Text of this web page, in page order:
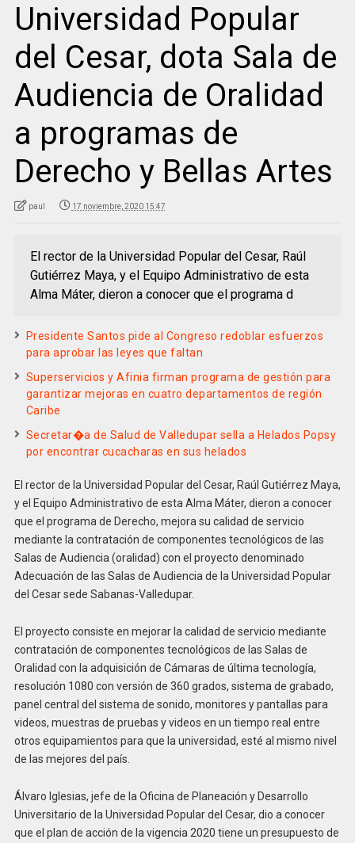
Universidad Popular
del Cesar, dota Sala de
Audiencia de Oralidad
a programas de
Derecho y Bellas Artes
paul 17 noviembre, 2020 15:47
El rector de la Universidad Popular del Cesar, Raúl
Gutiérrez Maya, y el Equipo Administrativo de esta
Alma Máter, dieron a conocer que el programa d
Presidente Santos pide al Congreso redoblar esfuerzos
para aprobar las leyes que faltan
Superservicios y Afinia firman programa de gestión para
garantizar mejoras en cuatro departamentos de región
Caribe
Secretar�a de Salud de Valledupar sella a Helados Popsy
por encontrar cucacharas en sus helados
El rector de la Universidad Popular del Cesar, Raúl Gutiérrez Maya,
y el Equipo Administrativo de esta Alma Máter, dieron a conocer
que el programa de Derecho, mejora su calidad de servicio
mediante la contratación de componentes tecnológicos de las
Salas de Audiencia (oralidad) con el proyecto denominado
Adecuación de las Salas de Audiencia de la Universidad Popular
del Cesar sede Sabanas-Valledupar.
El proyecto consiste en mejorar la calidad de servicio mediante
contratación de componentes tecnológicos de las Salas de
Oralidad con la adquisición de Cámaras de última tecnología,
resolución 1080 con versión de 360 grados, sistema de grabado,
panel central del sistema de sonido, monitores y pantallas para
videos, muestras de pruebas y videos en un tiempo real entre
otros equipamientos para que la universidad, esté al mismo nivel
de las mejores del país.
Álvaro Iglesias, jefe de la Oficina de Planeación y Desarrollo
Universitario de la Universidad Popular del Cesar, dio a conocer
que el plan de acción de la vigencia 2020 tiene un presupuesto de